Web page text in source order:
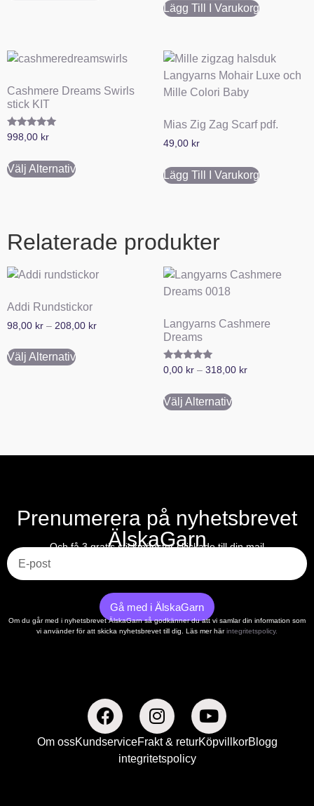
Lägg Till I Varukorg
Cashmere Dreams Swirls
stick KIT
Betygsatt
998,00 kr
Välj Alternativ
Mias Zig Zag Scarf pdf.
49,00 kr
Lägg Till I Varukorg
Relaterade produkter
Addi Rundstickor
98,00 kr – 208,00 kr
Välj Alternativ
Langyarns Cashmere
Dreams
Betygsatt
5.00
0,00 kr – 318,00 kr
Välj Alternativ
Prenumerera på nyhetsbrevet
ÄlskaGarn
Och få 3 gratis stickmönster skickade till din mail
Gå med i ÄlskaGarn
Om du går med i nyhetsbrevet ÄlskaGarn så godkänner du att vi samlar din information som
vi använder för att skicka nyhetsbrevet till dig. Läs mer härintegritetspolicy.
Om ossKundserviceFrakt & returKöpvillkorBlogg
integritetspolicy